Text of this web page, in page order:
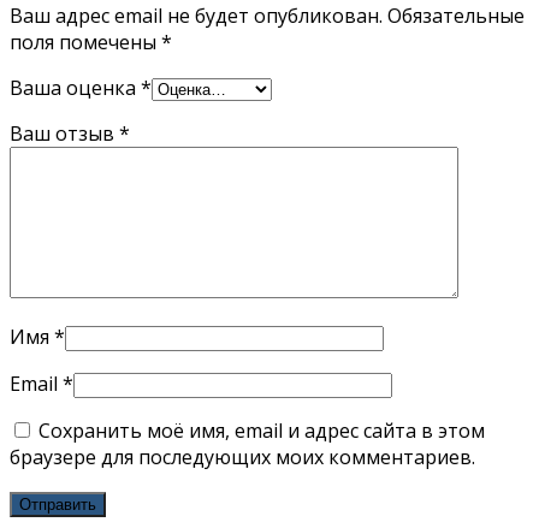
Ваш адрес email не будет опубликован. Обязательные
поля помечены *
Ваша оценка *
Ваш отзыв *
Имя *
Email *
Сохранить моё имя, email и адрес сайта в этом
браузере для последующих моих комментариев.